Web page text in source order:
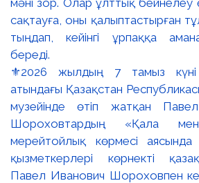
⚜️2026 жылдың 7 тамыз күні
атындағы Қазақстан
музейінде өтіп жатқан
Шороховтардың «Қала
мерейтойлық көрмесі аясында
қызметкерлері көрнекті
Павел Иванович Шороховпен